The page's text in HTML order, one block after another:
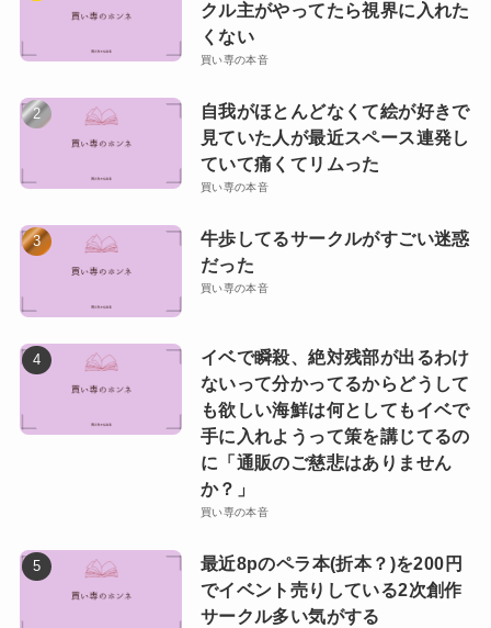
クル主がやってたら視界に入れた
くない
買い専の本音
自我がほとんどなくて絵が好きで
見ていた人が最近スペース連発し
ていて痛くてリムった
買い専の本音
牛歩してるサークルがすごい迷惑
だった
買い専の本音
イベで瞬殺、絶対残部が出るわけ
ないって分かってるからどうして
も欲しい海鮮は何としてもイベで
手に入れようって策を講じてるの
に「通販のご慈悲はありません
か？」
買い専の本音
最近8pのペラ本(折本？)を200円
でイベント売りしている2次創作
サークル多い気がする